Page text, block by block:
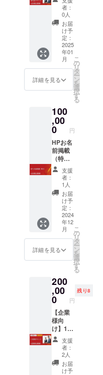
せて頂
き付与
の方法
を個別
にご説
明させ
て頂き
ます。
※チケッ
ト有効
期限：
から
2025年
12月31
日まで
できる
状態に
なり次
第活動
報告か
個別で
お伝え
させて
頂きま
す。 ※
サイズ
は余白
す。
50%off
チケッ
ト ●1名
採用
50%off
チケッ
トをお
届けい
たしま
す。
200,000
円
00円
（50％
OFF）
・下記
の流れ
でご対
応いた
しま
す。 ①
企業が
情報の
登録 ②
欲しい
職種情
報の登
録 ③登
録した
職種の
審査 ④
求人応
開 ⑤求
職者か
らの応
募 ⑥企
業側の
選考 ⑦
採用 ⑧
採用報
告 ⑨紹
介料の
お支払
い ※チ
者：
0人
お届
け予
定：
2025
年01
月
詳細を見る
こ
の
リ
タ
ー
ン
を
選
択
す
る
100
,00
0 円
HPお名
前掲載
（特
大） ●
サポー
ターと
して
ホーム
ページ
に社名
（個人
名）を
ご記載
いたし
ます。
・サイ
1200x4
50 ※掲
載期
間：掲
載後1年
間 ※掲
載サイ
ト：サ
イトが
公開で
きる状
態にな
支援
者：
1人
お届
け予
定：
2024
年12
月
詳細を見る
こ
の
リ
タ
ー
ン
を
選
択
す
る
200
,00
0 円
残り8
【企業
様向
け】1名
採用で
きるチ
ケット
●1名採
用でき
支援
者：
2人
お届
け予